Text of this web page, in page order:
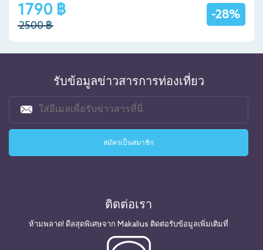
-28%
1790 ฿
2500 ฿
รับข้อมูลข่าวสารการท่องเที่ยว
ติดต่อเรา
ห้ามพลาด! ดีลสุดพิเศษจาก Makalius ติดต่อรับข้อมูลเพิ่มเติมที่